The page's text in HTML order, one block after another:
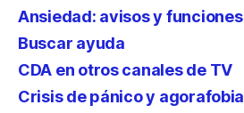
Ansiedad: avisos y funciones
Buscar ayuda
CDA en otros canales de TV
Crisis de pánico y agorafobia